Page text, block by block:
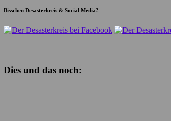
Bisschen Desasterkreis & Social Media?
Dies und das noch: